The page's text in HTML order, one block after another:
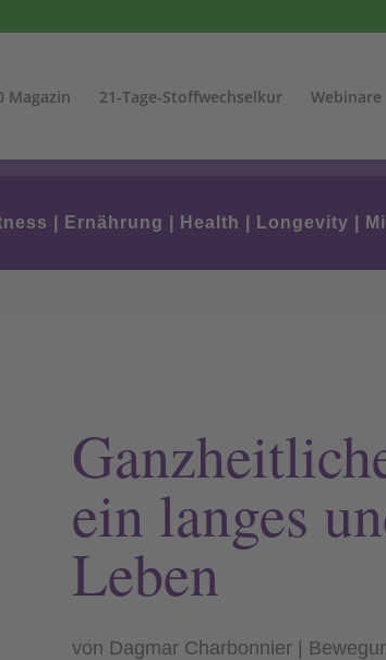
Magazin 21-Tage-Stoffwechselkur Webinare
Ernährung Health Longevity
ein langes
Leben
von Dagmar Charbonnier